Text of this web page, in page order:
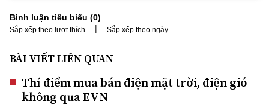
Bình luận tiêu biểu (0)
Sắp xếp theo lượt thích | Sắp xếp theo ngày
BÀI VIẾT LIÊN QUAN
Thí điểm mua bán điện mặt trời, điện gió
không qua EVN